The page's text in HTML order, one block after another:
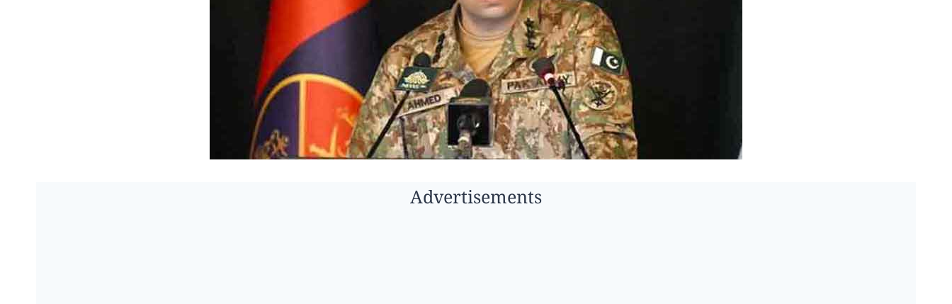
Advertisements